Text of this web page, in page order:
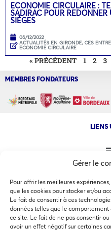
Gérer le
Pour offrir les meilleures
que les cookies pour stocker et/ou
Le fait de consentir à ces
données telles que le
ce site. Le fait de ne pas consentir
avoir un effet négatif sur certaines
Ce site utilise des cookies
ECONOMIE CIRCULAIRE :
SADIRAC POUR
SIÈGES
06/12/2022
ACTUALITÉS EN GIRONDE, CES
ECONOMIE CIRCULAIRE
« PRÉCÉDENT 1 2 3
MEMBRES FONDATEURS
LIENS